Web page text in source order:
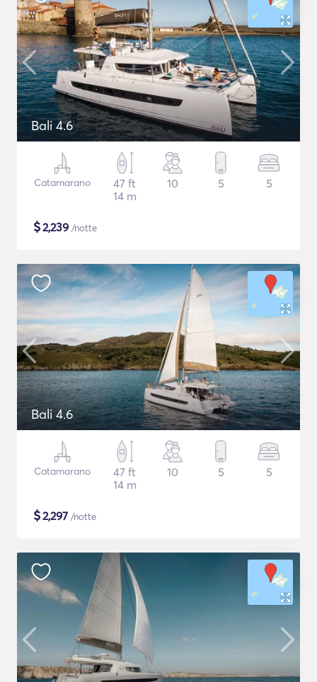
Bali 4.6
Catamarano
47 ft
14 m
10 5 5
$2,239 /notte
Bali 4.6
Catamarano
47 ft
14 m
10 5 5
$2,297 /notte